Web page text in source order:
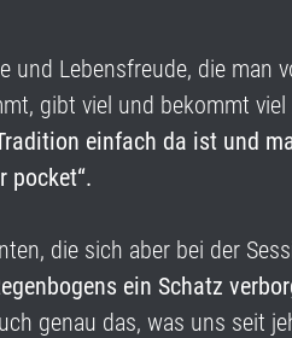
und Lebensfreude, die man
gibt viel und bekommt
einfach da ist und
pocket“.
die sich aber bei der
ein Schatz
genau das, was uns seit